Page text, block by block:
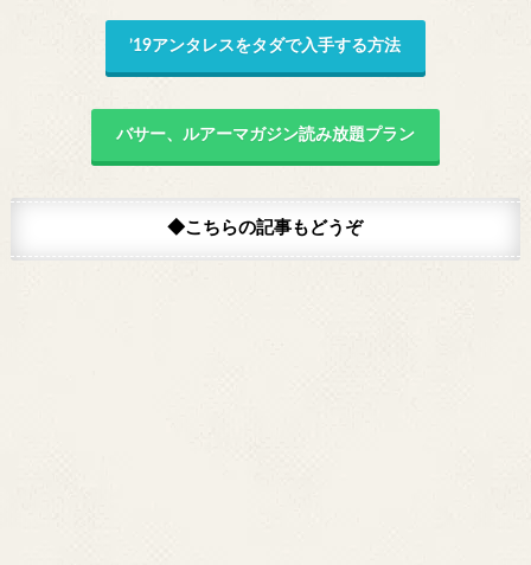
’19アンタレスをタダで入手する方法
バサー、ルアーマガジン読み放題プラン
◆こちらの記事もどうぞ